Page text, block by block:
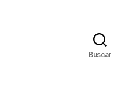
Buscar